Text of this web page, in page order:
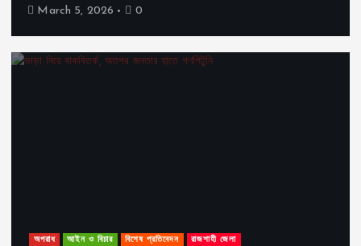
March 5, 2026
0
অপরাধ আইন ও বিচার বিশেষ প্রতিবেদন রাজশাহী জেলা